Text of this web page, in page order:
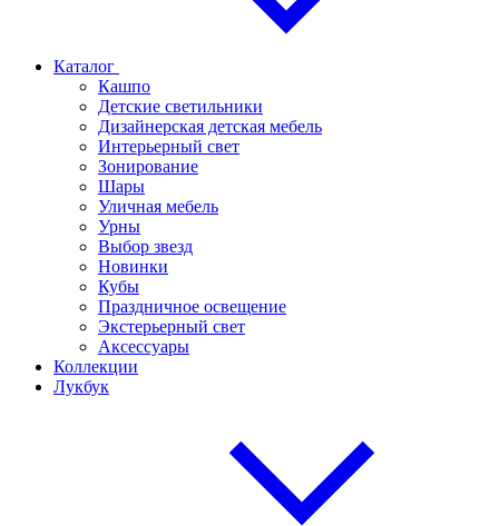
Каталог
Кашпо
Детские светильники
Дизайнерская детская мебель
Интерьерный свет
Зонирование
Шары
Уличная мебель
Урны
Выбор звезд
Новинки
Кубы
Праздничное освещение
Экстерьерный свет
Аксессуары
Коллекции
Лукбук